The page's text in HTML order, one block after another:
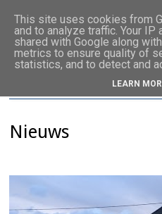
Nieuws
This site uses cookies from
and to analyze traffic. Your
shared with Google along
metrics to ensure quality of
statistics, and to detect and
LEARN